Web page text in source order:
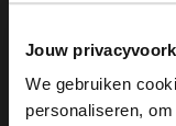
Jouw
We gebruiken
personaliseren,